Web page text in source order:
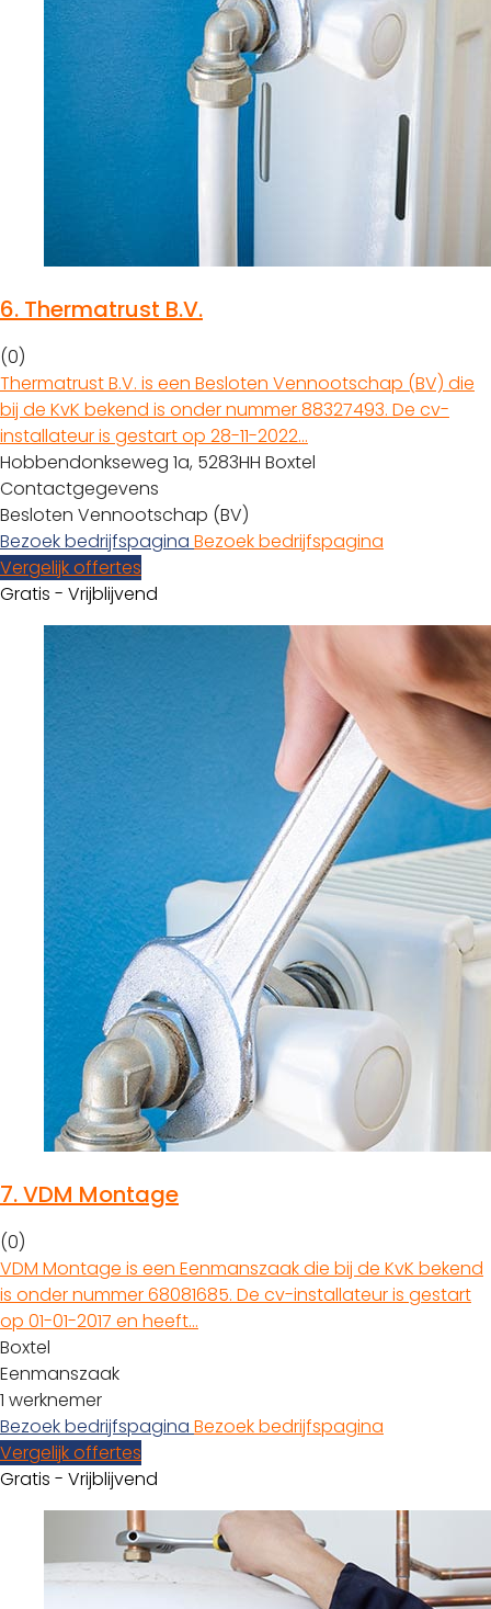
6. Thermatrust B.V.
(0)
Thermatrust B.V. is een Besloten Vennootschap (BV) die
bij de KvK bekend is onder nummer 88327493. De cv-
installateur is gestart op 28-11-2022…
Hobbendonkseweg 1a, 5283HH Boxtel
Contactgegevens
Besloten Vennootschap (BV)
Bezoek bedrijfspagina Bezoek bedrijfspagina
Vergelijk offertes
Gratis - Vrijblijvend
7.VDM Montage
(0)
VDM Montage is een Eenmanszaak die bij de KvK bekend
is onder nummer 68081685. De cv-installateur is gestart
op 01-01-2017 en heeft…
Boxtel
Eenmanszaak
1 werknemer
Bezoek bedrijfspagina Bezoek bedrijfspagina
Vergelijk offertes
Gratis - Vrijblijvend